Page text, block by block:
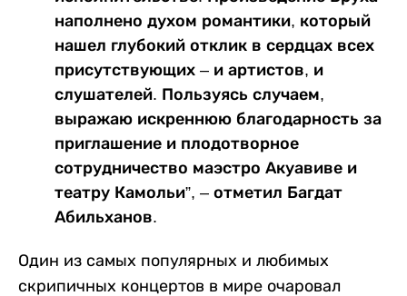
наполнено духом романтики, который
нашел глубокий отклик в сердцах всех
присутствующих – и артистов, и
слушателей. Пользуясь случаем,
выражаю искреннюю благодарность за
приглашение и плодотворное
сотрудничество маэстро Акуавиве и
театру Камольи”, – отметил Багдат
Абильханов.
Один из самых популярных и любимых
скрипичных концертов в мире очаровал